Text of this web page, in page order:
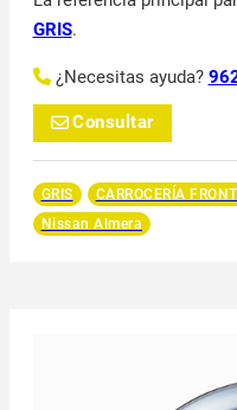
GRIS.
¿Necesitas ayuda?
Consultar
GRIS CARROCERÍA
Nissan Almera